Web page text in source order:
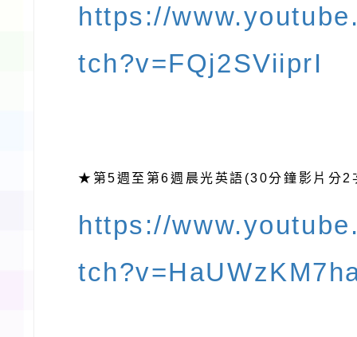
https://
tch?v=FQj2SViiprI
★ 第5週 至第6週 晨光英語(30分鐘影片分2
https://